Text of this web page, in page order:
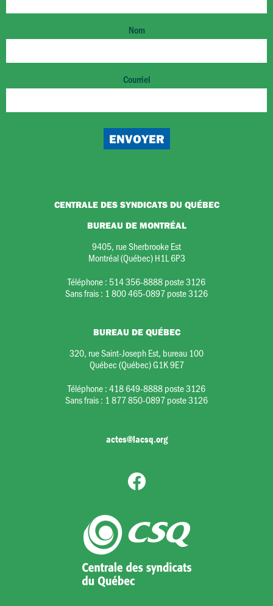
Nom
Courriel
CENTRALE DES SYNDICATS DU QUÉBEC
BUREAU DE MONTRÉAL
9405, rue Sherbrooke Est
Montréal (Québec) H1L 6P3
Téléphone : 514 356-8888 poste 3126
Sans frais : 1 800 465-0897 poste 3126
BUREAU DE QUÉBEC
320, rue Saint-Joseph Est, bureau 100
Québec (Québec) G1K 9E7
Téléphone :418 649-8888 poste 3126
Sans frais : 1 877 850-0897 poste 3126
actes@lacsq.org